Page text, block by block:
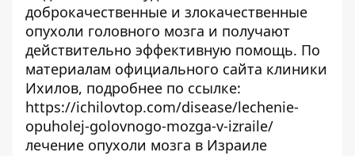
доброкачественные и злокачественные
опухоли головного мозга и получают
действительно эффективную помощь. По
материалам официального сайта клиники
Ихилов, подробнее по ссылке:
https://ichilovtop.com/disease/lechenie-
opuholej-golovnogo-mozga-v-izraile/
лечение опухоли мозга в Израиле